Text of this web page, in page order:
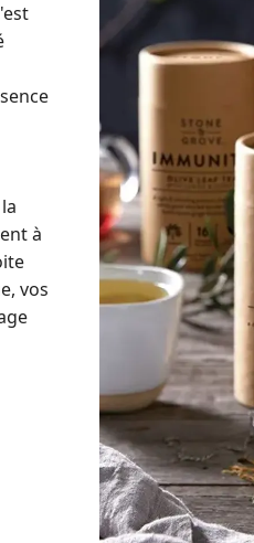
à
vos